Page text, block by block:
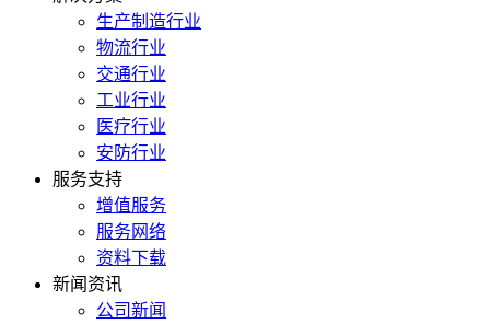
生产制造行业
物流行业
交通行业
工业行业
医疗行业
安防行业
服务支持
增值服务
服务网络
资料下载
新闻资讯
公司新闻